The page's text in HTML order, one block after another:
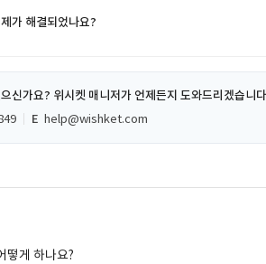
가 해결되었나요?
신가요? 위시켓 매니저가 언제든지 도와드리겠습니
E help@wishket.com
떻게 하나요?